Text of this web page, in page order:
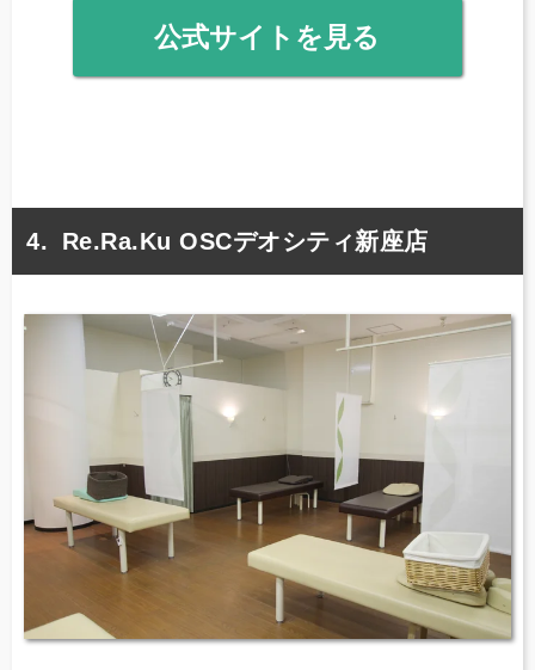
公式サイトを見る
Re.Ra.Ku OSCデオシティ新座店